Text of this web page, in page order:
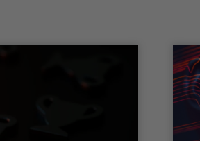
de la cybersécurité unifiée pour
fournisseurs de services
annonce aujourd’hui de
investissements dans l’IA
sécurité des applications,